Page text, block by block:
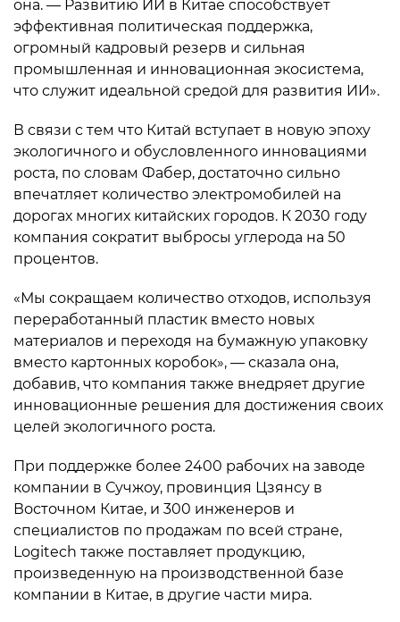
она. — Развитию ИИ в Китае способствует
эффективная политическая поддержка,
огромный кадровый резерв и сильная
промышленная и инновационная экосистема,
что служит идеальной средой для развития ИИ».
В связи с тем что Китай вступает в новую эпоху
экологичного и обусловленного инновациями
роста, по словам Фабер, достаточно сильно
впечатляет количество электромобилей на
дорогах многих китайских городов. К 2030 году
компания сократит выбросы углерода на 50
процентов.
«Мы сокращаем количество отходов, используя
переработанный пластик вместо новых
материалов и переходя на бумажную упаковку
вместо картонных коробок», — сказала она,
добавив, что компания также внедряет другие
инновационные решения для достижения своих
целей экологичного роста.
При поддержке более 2400 рабочих на заводе
компании в Сучжоу, провинция Цзянсу в
Восточном Китае, и 300 инженеров и
специалистов по продажам по всей стране,
Logitech также поставляет продукцию,
произведенную на производственной базе
компании в Китае, в другие части мира.